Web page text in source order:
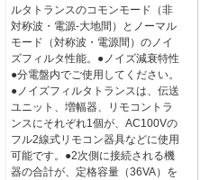
ルタトランスのコモンモード（非
対称波・電源-大地間）とノーマル
モード（対称波・電源間）のノイ
ズフィルタ性能。●ノイズ減衰特性
●分電盤内でご使用してください。
●ノイズフィルタトランスは、伝送
ユニット、増幅器、リモコントラ
ンスにそれぞれ1個が、AC100Vの
フル2線式リモコン器具などに使用
可能です。●2次側に接続される機
器の合計が、定格容量（36VA）を